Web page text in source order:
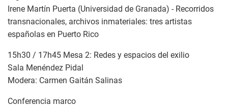
Irene Martín Puerta (Universidad de Granada) - Recorridos
transnacionales, archivos inmateriales: tres artistas
españolas en Puerto Rico
15h30 / 17h45 Mesa 2: Redes y espacios del exilio
Sala Menéndez Pidal
Modera: Carmen Gaitán Salinas
Conferencia marco